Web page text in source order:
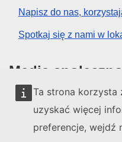
Ta strona
uzyskać więcej
preferencje, wejdź
Napisz do nas,
Spotkaj się z nami w
Media
Obserwuj UE w mediach
Instytucje i